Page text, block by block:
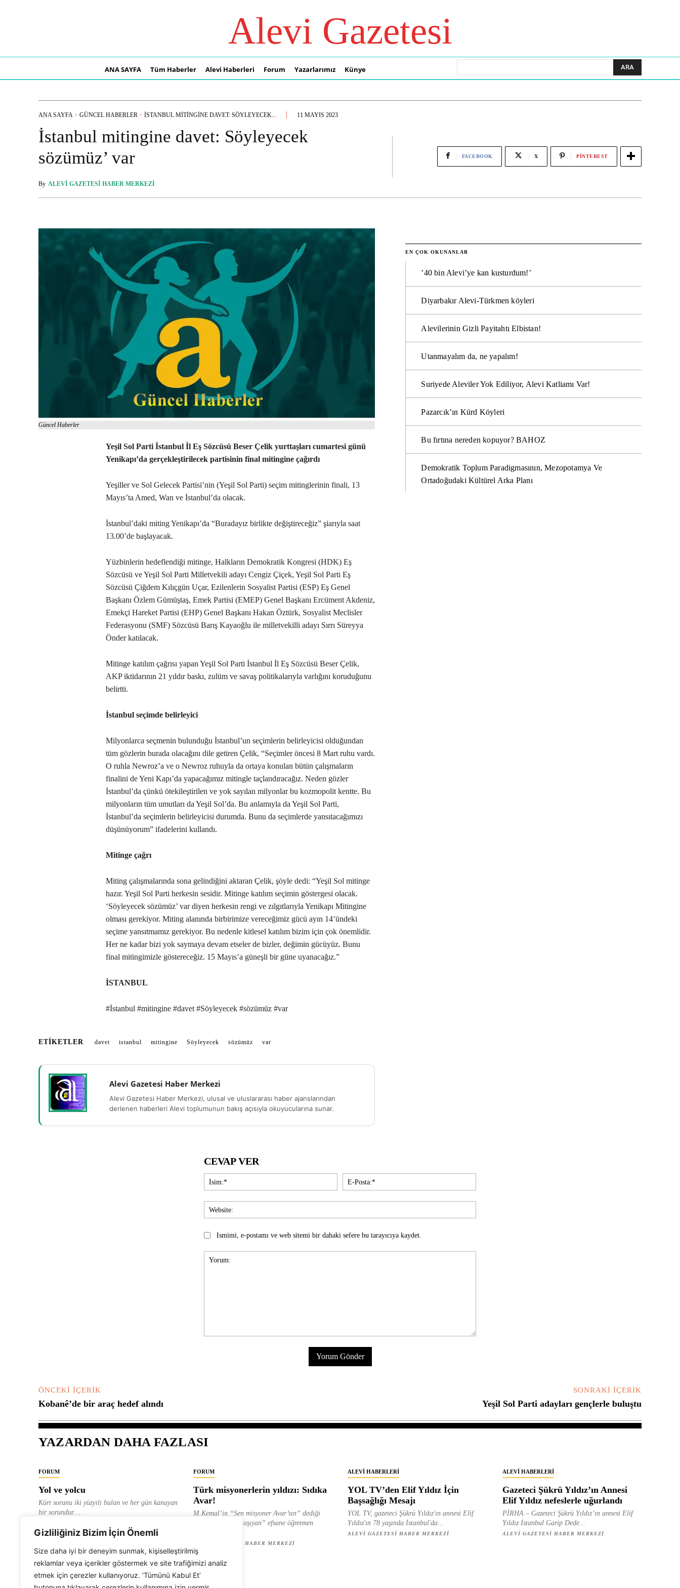
Gizliliğiniz Bizim İçin Önemli
Size daha iyi bir deneyim sunmak, kişiselleştirilmiş
reklamlar veya içerikler göstermek ve site trafiğimizi analiz
etmek için çerezler kullanıyoruz. ‘Tümünü Kabul Et’
Alevi Gazetesi
ANA SAYFA Tüm Haberler Alevi Haberleri Forum Yazarlarımız Künye ARA
ANA SAYFA GÜNCEL HABERLER İSTANBUL MITINGINE DAVET: SÖYLEYECEK... 11 MAYIS 2023
İstanbul mitingine davet: Söyleyecek
sözümüz’ var
By ALEVI GAZETESI HABER MERKEZI
FACEBOOK X PINTEREST
Güncel Haberler
Yeşil Sol Parti İstanbul İl Eş Sözcüsü Beser Çelik yurttaşları cumartesi günü
Yenikapı’da gerçekleştirilecek partisinin final mitingine çağırdı
Yeşiller ve Sol Gelecek Partisi’nin (Yeşil Sol Parti) seçim mitinglerinin finali, 13
Mayıs’ta Amed, Wan ve İstanbul’da olacak.
İstanbul’daki miting Yenikapı’da “Buradayız birlikte değiştireceğiz” şiarıyla saat
13.00’de başlayacak.
Yüzbinlerin hedeflendiği mitinge, Halkların Demokratik Kongresi (HDK) Eş
Sözcüsü ve Yeşil Sol Parti Milletvekili adayı Cengiz Çiçek, Yeşil Sol Parti Eş
Sözcüsü Çiğdem Kılıçgün Uçar, Ezilenlerin Sosyalist Partisi (ESP) Eş Genel
Başkanı Özlem Gümüştaş, Emek Partisi (EMEP) Genel Başkanı Ercüment Akdeniz,
Emekçi Hareket Partisi (EHP) Genel Başkanı Hakan Öztürk, Sosyalist Meclisler
Federasyonu (SMF) Sözcüsü Barış Kayaoğlu ile milletvekilli adayı Sırrı Süreyya
Önder katılacak.
Mitinge katılım çağrısı yapan Yeşil Sol Parti İstanbul İl Eş Sözcüsü Beser Çelik,
AKP iktidarının 21 yıldır baskı, zulüm ve savaş politikalarıyla varlığını koruduğunu
belirtti.
İstanbul seçimde belirleyici
Milyonlarca seçmenin bulunduğu İstanbul’un seçimlerin belirleyicisi olduğundan
tüm gözlerin burada olacağını dile getiren Çelik, “Seçimler öncesi 8 Mart ruhu vardı.
O ruhla Newroz’a ve o Newroz ruhuyla da ortaya konulan bütün çalışmaların
finalini de Yeni Kapı’da yapacağımız mitingle taçlandıracağız. Neden gözler
İstanbul’da çünkü ötekileştirilen ve yok sayılan milyonlar bu kozmopolit kentte. Bu
milyonların tüm umutları da Yeşil Sol’da. Bu anlamıyla da Yeşil Sol Parti,
İstanbul’da seçimlerin belirleyicisi durumda. Bunu da seçimlerde yansıtacağımızı
düşünüyorum” ifadelerini kullandı.
Mitinge çağrı
Miting çalışmalarında sona gelindiğini aktaran Çelik, şöyle dedi: “Yeşil Sol mitinge
hazır. Yeşil Sol Parti herkesin sesidir. Mitinge katılım seçimin göstergesi olacak.
‘Söyleyecek sözümüz’ var diyen herkesin rengi ve zılgıtlarıyla Yenikapı Mitingine
olması gerekiyor. Miting alanında birbirimize vereceğimiz gücü ayın 14’ündeki
seçime yansıtmamız gerekiyor. Bu nedenle kitlesel katılım bizim için çok önemlidir.
Her ne kadar bizi yok saymaya devam etseler de bizler, değimin gücüyüz. Bunu
final mitingimizle göstereceğiz. 15 Mayıs’a güneşli bir güne uyanacağız.”
İSTANBUL
#İstanbul #mitingine #davet #Söyleyecek #sözümüz #var
ETIKETLER davet istanbul mitingine Söyleyecek sözümüz var
Alevi Gazetesi Haber Merkezi
Alevi Gazetesi Haber Merkezi, ulusal ve uluslararası haber ajanslarından
derlenen haberleri Alevi toplumunun bakış açısıyla okuyucularına sunar.
EN ÇOK OKUNANLAR
’40 bin Alevi’ye kan kusturdum!’
Diyarbakır Alevi-Türkmen köyleri
Alevilerinin Gizli Payitahtı Elbistan!
Utanmayalım da, ne yapalım!
Suriyede Aleviler Yok Ediliyor, Alevi Katliamı Var!
Pazarcık’ın Kürd Köyleri
Bu fırtına nereden kopuyor? BAHOZ
Demokratik Toplum Paradigmasının, Mezopotamya Ve
Ortadoğudaki Kültürel Arka Planı
CEVAP VER
İsim:*
Posta:*
Ismimi, e-postamı ve web sitemi bir dahaki sefere bu tarayıcıya kaydet.
ÖNCEKI İÇERIK
Kobanê’de bir araç hedef alındı
SONRAKI İÇERIK
Yeşil Sol Parti adayları gençlerle buluştu
YAZARDAN DAHA FAZLASI
FORUM
Yol ve yolcu
Kürt sorunu iki yüzyılı bulan ve her gün kanayan
bir sorundur....
FORUM
Türk misyonerlerin yıldızı: Sıdıka
Avar!
M.Kemal’in “Sen misyoner Avar’sın” dediği
ve “dağlara ışık taşıyan” efsane öğretmen
ALEVI GAZETESI HABER MERKEZI
ALEVI HABERLERI
YOL TV’den Elif Yıldız İçin
Başsağlığı Mesajı
YOL TV, gazeteci Şükrü Yıldız'ın annesi Elif
Yıldız'ın 78 yaşında İstanbul'da...
ALEVI GAZETESI HABER MERKEZI
ALEVI HABERLERI
Gazeteci Şükrü Yıldız’ın Annesi
Elif Yıldız nefeslerle uğurlandı
PİRHA – Gazeteci Şükrü Yıldız’ın annesi Elif
Yıldız İstanbul Garip Dede...
ALEVI GAZETESI HABER MERKEZI